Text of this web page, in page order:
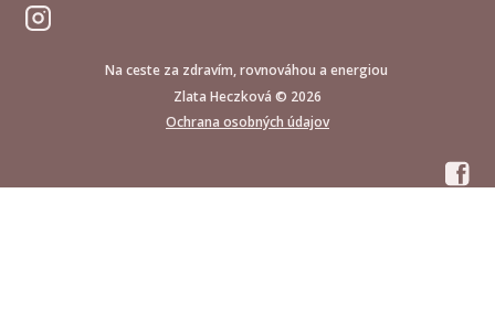
Na ceste za zdravím, rovnováhou a energiou
Zlata Heczková © 2026
Ochrana osobných údajov